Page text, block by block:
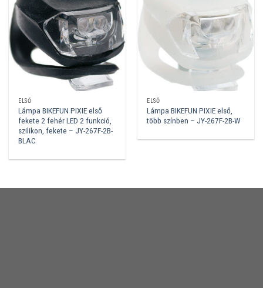
ELSŐ
Lámpa BIKEFUN PIXIE első
fekete 2 fehér LED 2 funkció,
szilikon, fekete – JY-267F-2B-
BLAC
ELSŐ
Lámpa BIKEFUN PIXIE első,
több színben – JY-267F-2B-W